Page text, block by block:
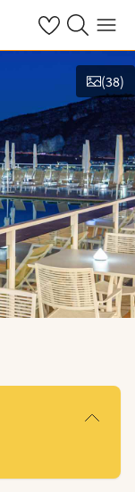
OmatHaku Valikko
(38)